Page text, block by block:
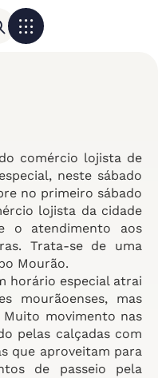
comércio lojista de
neste sábado
no primeiro sábado
lojista da cidade
o atendimento aos
Trata-se de uma
Mourão.
horário especial atrai
mourãoenses, mas
movimento nas
pelas calçadas com
que aproveitam para
de passeio pela